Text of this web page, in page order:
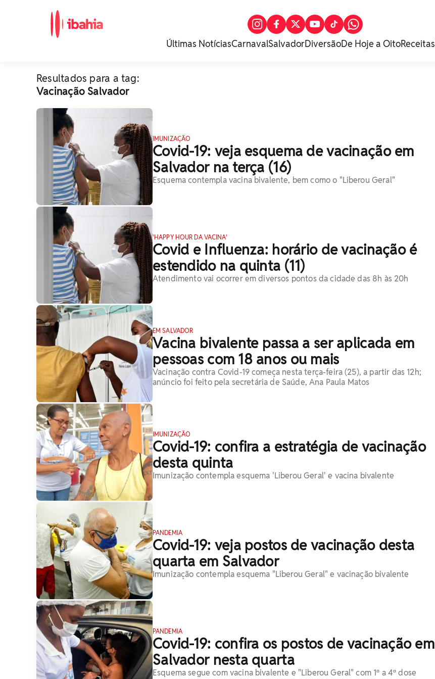
Últimas NotíciasCarnavalSalvadorDiversãoDe Hoje a OitoReceitas
Resultados para a tag:
Vacinação Salvador
IMUNIZAÇÃO
Covid-19: veja esquema de vacinação em
Salvador na terça (16)
Esquema contempla vacina bivalente, bem como o "Liberou Geral"
'HAPPY HOUR DA VACINA'
Covid e Influenza: horário de vacinação é
estendido na quinta (11)
Atendimento vai ocorrer em diversos pontos da cidade das 8h às 20h
EM SALVADOR
Vacina bivalente passa a ser aplicada em
pessoas com 18 anos ou mais
Vacinação contra Covid-19 começa nesta terça-feira (25), a partir das 12h;
anúncio foi feito pela secretária de Saúde, Ana Paula Matos
IMUNIZAÇÃO
Covid-19: confira a estratégia de vacinação
desta quinta
Imunização contempla esquema 'Liberou Geral' e vacina bivalente
PANDEMIA
Covid-19: veja postos de vacinação desta
quarta em Salvador
Imunização contempla esquema "Liberou Geral" e vacinação bivalente
PANDEMIA
Covid-19: confira os postos de vacinação em
Salvador nesta quarta
Esquema segue com vacina bivalente e "Liberou Geral" com 1ª a 4ª dose